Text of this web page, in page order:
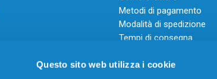
Questo sito web utilizza i cookie
Dropship
Metodi di pagamento
Modalità di spedizione
Tempi di consegna